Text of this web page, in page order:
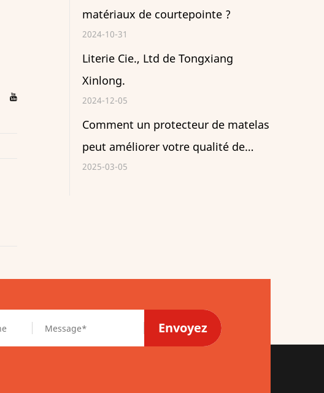
matériaux de courtepointe ?
2024-10-31
Literie Cie., Ltd de Tongxiang
Xinlong.
2024-12-05
Comment un protecteur de matelas
peut améliorer votre qualité de
sommeil
2025-03-05